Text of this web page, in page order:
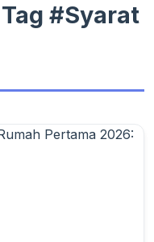
#Syarat